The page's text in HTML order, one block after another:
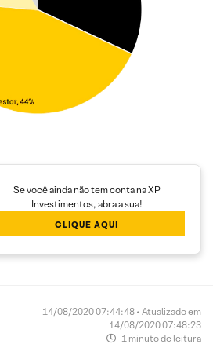
Se você ainda não tem conta na XP
Investimentos, abra a sua!
CLIQUE AQUI
14/08/2020 07:44:48 • Atualizado em
14/08/2020 07:48:23
1 minuto de leitura